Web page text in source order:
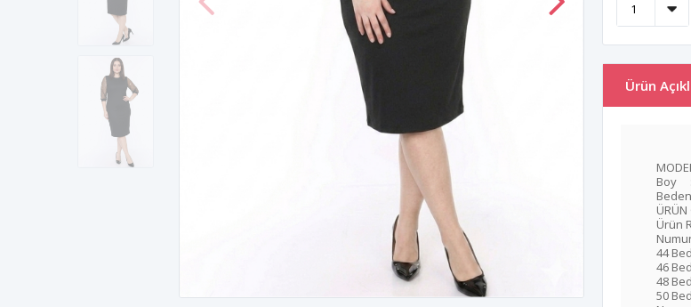
Ürün
Boy :
ÜRÜN
Ürün
44
46
48
50